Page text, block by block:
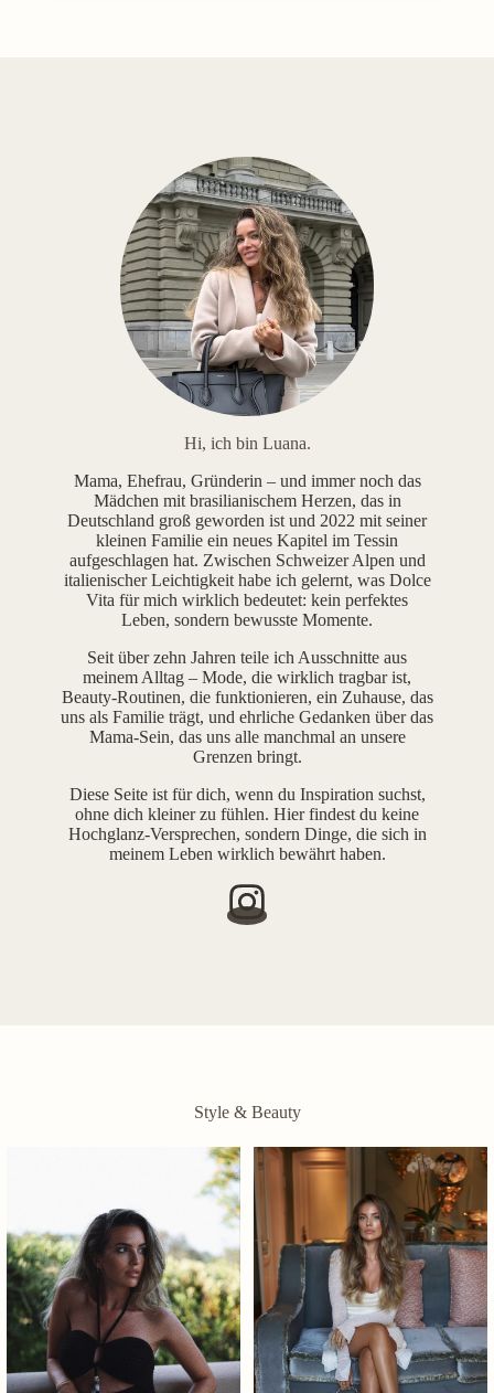
Hi, ich bin Luana.
Mama, Ehefrau, Gründerin – und immer noch das
Mädchen mit brasilianischem Herzen, das in
Deutschland groß geworden ist und 2022 mit seiner
kleinen Familie ein neues Kapitel im Tessin
aufgeschlagen hat. Zwischen Schweizer Alpen und
italienischer Leichtigkeit habe ich gelernt, was Dolce
Vita für mich wirklich bedeutet: kein perfektes
Leben, sondern bewusste Momente.
Seit über zehn Jahren teile ich Ausschnitte aus
meinem Alltag – Mode, die wirklich tragbar ist,
Beauty-Routinen, die funktionieren, ein Zuhause, das
uns als Familie trägt, und ehrliche Gedanken über das
Mama-Sein, das uns alle manchmal an unsere
Grenzen bringt.
Diese Seite ist für dich, wenn du Inspiration suchst,
ohne dich kleiner zu fühlen. Hier findest du keine
Hochglanz-Versprechen, sondern Dinge, die sich in
meinem Leben wirklich bewährt haben.
Style & Beauty